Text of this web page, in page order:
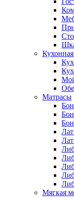
Матрасы
Мягкая